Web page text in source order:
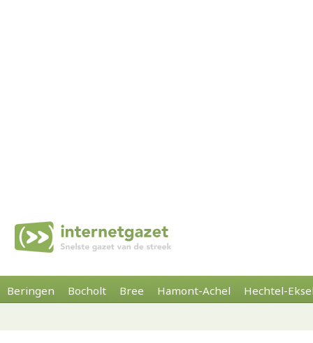
Beringen Bocholt Bree Hamont-Achel Hechtel-